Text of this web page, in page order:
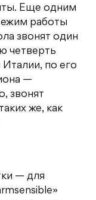
Еще одним
работы
звонят один
четверть
Италии, по его
—
звонят
же, как
— для